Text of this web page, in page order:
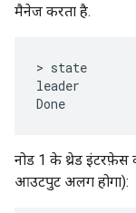
मैनेज करता है.
> state
leader
नोड 1 के थ्रेड
आउटपुट अलग होगा):